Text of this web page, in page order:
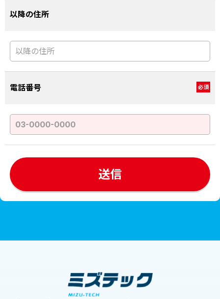
以降の住所
電話番号 必須